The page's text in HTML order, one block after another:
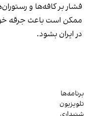
فشار بر کافه‌ها و
ممکن است باعث جرقه
در ایران بشود.
برنامه‌ها
تلویزیون